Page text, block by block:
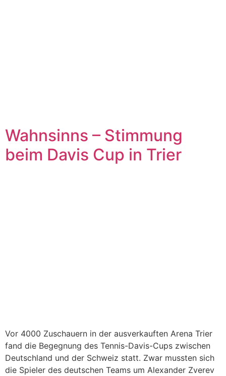
Wahnsinns – Stimmung
beim Davis Cup in Trier
Vor 4000 Zuschauern in der ausverkauften Arena Trier
fand die Begegnung des Tennis-Davis-Cups zwischen
Deutschland und der Schweiz statt. Zwar mussten sich
die Spieler des deutschen Teams um Alexander Zverev